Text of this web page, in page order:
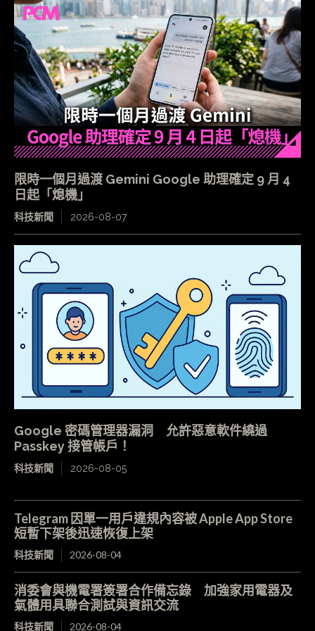
限時一個月過渡 Gemini Google 助理確定 9 月 4
日起「熄機」
科技新聞 2026-08-07
Google 密碼管理器漏洞 允許惡意軟件繞過
Passkey 接管帳戶！
科技新聞 2026-08-05
Telegram 因單一用戶違規內容被 Apple App Store
短暫下架後迅速恢復上架
科技新聞 2026-08-04
消委會與機電署簽署合作備忘錄 加強家用電器及
氣體用具聯合測試與資訊交流
科技新聞 2026-08-04